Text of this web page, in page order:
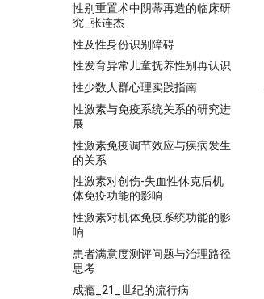
性别重置术中阴蒂再造的临床研
究_张连杰
性及性身份识别障碍
性发育异常儿童抚养性别再认识
性少数人群心理实践指南
性激素与免疫系统关系的研究进
展
性激素免疫调节效应与疾病发生
的关系
性激素对创伤-失血性休克后机
体免疫功能的影响
性激素对机体免疫系统功能的影
响
患者满意度测评问题与治理路径
思考
成瘾_21_世纪的流行病